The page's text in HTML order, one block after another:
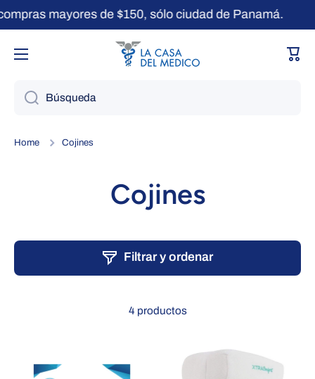
Ir directamente al contenido
mayores de $150, sólo ciudad de Panamá.
Búsqueda
Home Cojines
Cojines
Filtrar y ordenar
4 productos